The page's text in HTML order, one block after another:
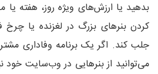
بدهید یا ارزش‌های ویژه روز، هفته یا
کردن بنرهای بزرگ در لغزنده یا چرخ
جلب کند. اگر یک برنامه وفاداری
می‌توانید از بنرهایی در وب‌سایت خود